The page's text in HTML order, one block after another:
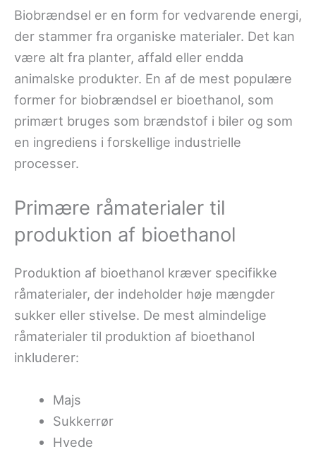
Biobrændsel er en form for vedvarende energi,
der stammer fra organiske materialer. Det kan
være alt fra planter, affald eller endda
animalske produkter. En af de mest populære
former for biobrændsel er bioethanol, som
primært bruges som brændstof i biler og som
en ingrediens i forskellige industrielle
processer.
Primære råmaterialer til
produktion af bioethanol
Produktion af bioethanol kræver specifikke
råmaterialer, der indeholder høje mængder
sukker eller stivelse. De mest almindelige
råmaterialer til produktion af bioethanol
inkluderer:
Majs
Sukkerrør
Hvede